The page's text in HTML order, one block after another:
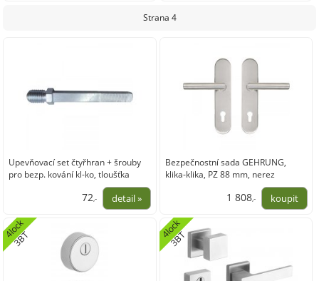
Strana 4
Upevňovací set čtyřhran + šrouby
pro bezp. kování kl-ko, tloušťka
72 ,-
Bezpečnostní sada GEHRUNG,
klika-klika, PZ 88 mm, nerez
1 808,-
4
l
o
c
k
3
B
T 4
l
o
c
k
3
B
T